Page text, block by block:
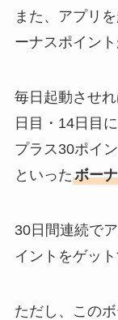
また、アプリ
ーナスポイント
毎日起動させ
日目・14日目
プラス30ポイ
といったボー
30日間連続で
イントをゲッ
ただし、この